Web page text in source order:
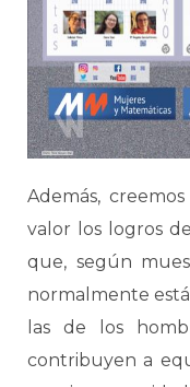
Además,
valor los logros
que, según
normalmente
las de los
contribuyen a